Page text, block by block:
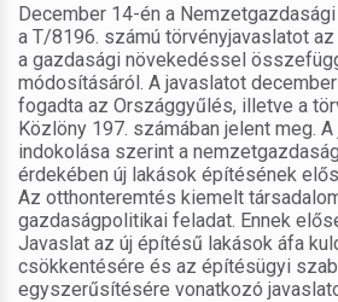
December 14-én a
a T/8196. számú törvényjavaslatot
a gazdasági növekedéssel
módosításáról. A javaslatot
fogadta az Országgyűlés, illetve a
Közlöny 197. számában jelent meg.
indokolása szerint a
érdekében új lakások építésének
Az otthonteremtés kiemelt
gazdaságpolitikai feladat. Ennek
Javaslat az új építésű lakások áfa
csökkentésére és az építésügyi
egyszerűsítésére vonatkozó